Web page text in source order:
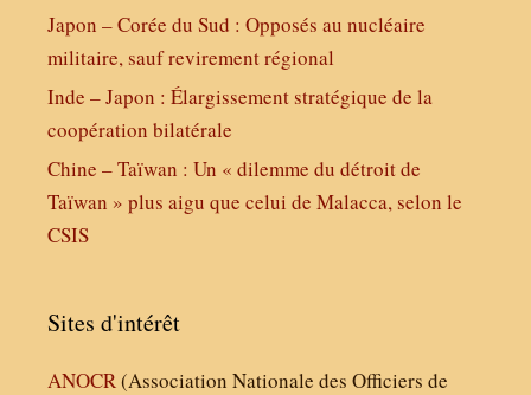
Japon – Corée du Sud : Opposés au nucléaire
militaire, sauf revirement régional
Inde – Japon : Élargissement stratégique de la
coopération bilatérale
Chine – Taïwan : Un « dilemme du détroit de
Taïwan » plus aigu que celui de Malacca, selon le
CSIS
Sites d'intérêt
ANOCR (Association Nationale des Officiers de